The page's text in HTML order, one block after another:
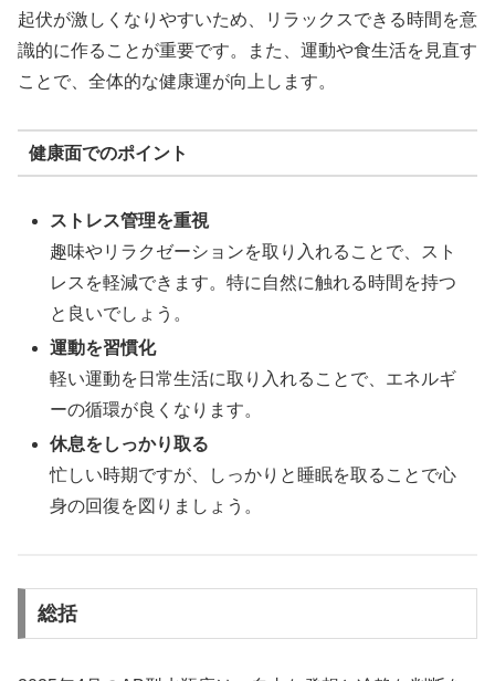
起伏が激しくなりやすいため、リラックスできる時間を意
識的に作ることが重要です。また、運動や食生活を見直す
ことで、全体的な健康運が向上します。
健康面でのポイント
ストレス管理を重視
趣味やリラクゼーションを取り入れることで、スト
レスを軽減できます。特に自然に触れる時間を持つ
と良いでしょう。
運動を習慣化
軽い運動を日常生活に取り入れることで、エネルギ
ーの循環が良くなります。
休息をしっかり取る
忙しい時期ですが、しっかりと睡眠を取ることで心
身の回復を図りましょう。
総括